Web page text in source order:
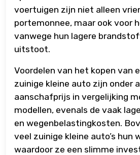
voertuigen zijn niet alleen
portemonnee, maar ook voor
vanwege hun lagere
uitstoot.
Voordelen van het kopen van
zuinige kleine auto zijn onder
aanschafprijs in vergelijking
modellen, evenals de vaak
en wegenbelastingkosten.
veel zuinige kleine auto’s hun
waardoor ze een slimme